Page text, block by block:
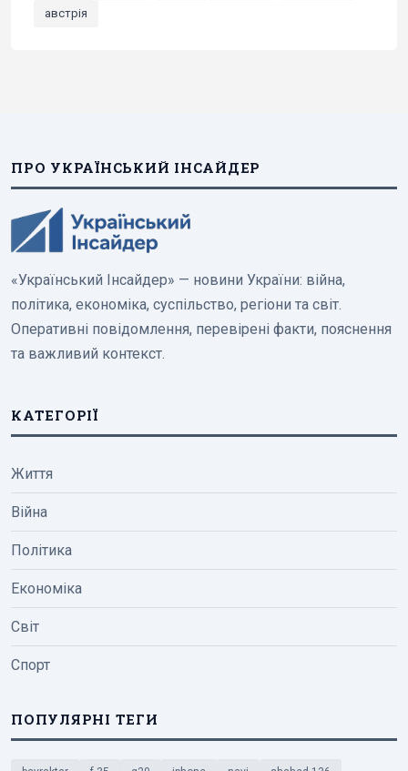
австрія
ПРО УКРАЇНСЬКИЙ ІНСАЙДЕР
«Український Інсайдер» — новини України: війна,
політика, економіка, суспільство, регіони та світ.
Оперативні повідомлення, перевірені факти, пояснення
та важливий контекст.
КАТЕГОРІЇ
Життя
Війна
Політика
Економіка
Світ
Спорт
ПОПУЛЯРНІ ТЕГИ